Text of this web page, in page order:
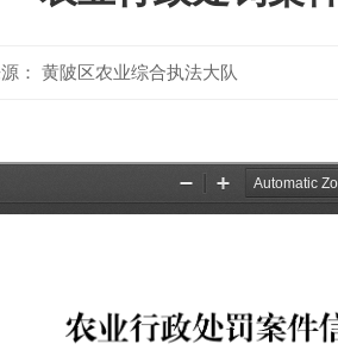
： 黄陂区农业综合执法大队